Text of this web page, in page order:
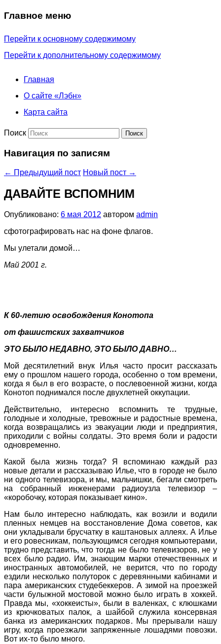
Главное меню
Перейти к основному содержимому
Перейти к дополнительному содержимому
Главная
О сайте «Лэбн»
Карта сайта
Поиск
Навигация по записям
← Предыдущий пост Новый пост →
ДАВАЙТЕ ВСПОМНИМ
Опубликовано: 6 мая 2012 автором admin
сфотографировать нас на фоне флагов.
Мы улетали домой…
Май 2001 г.
К 60-летию освобождения Конотопа
от фашистских захватчиков
ЭТО БЫЛО НЕДАВНО, ЭТО БЫЛО ДАВНО…
Мой десятилетний внук Илья часто просит рассказать
ему о прошлом нашего города, особенно о том времени,
когда я был в его возрасте, о послевоенной жизни, когда
Конотоп поднимался после двухлетней оккупации.
Действительно, интересно вспомнить те трудные,
голодные и холодные, тревожные и радостные времена,
когда возвращались из эвакуации люди и предприятия,
приходили с войны солдаты. Это время боли и радости
одновременно.
Какой была жизнь тогда? Я вспоминаю каждый раз
новые детали и рассказываю Илье, что в городе не было
ни одного телевизора, и мы, мальчишки, бегали смотреть
на собранный инженерами радиоузла телевизор –
«коробочку, которая показывает кино».
Нам было интересно наблюдать, как возили и водили
пленных немцев на восстановление Дома советов, как
они укладывали брусчатку в каштановых аллеях. А Илье
и его ровесникам, пользующимся сегодня компьютерами,
трудно представить, что тогда не было телевизоров, не у
всех было радио. Им, знающим марки отечественных и
иностранных автомобилей, не верится, что по городу
ездили несколько полуторок с деревянными кабинами и
пара американских студебеккеров. А зимой на проезжей
части булыжной мостовой можно было играть в хоккей.
Правда мы, «хоккеисты», были в валенках, с клюшками
из крючковатых палок, а шайбой служила консервная
банка из американских подарков. Мы прерывали нашу
игру, когда проезжали запряженные лошадями повозки.
Вот их-то было много.